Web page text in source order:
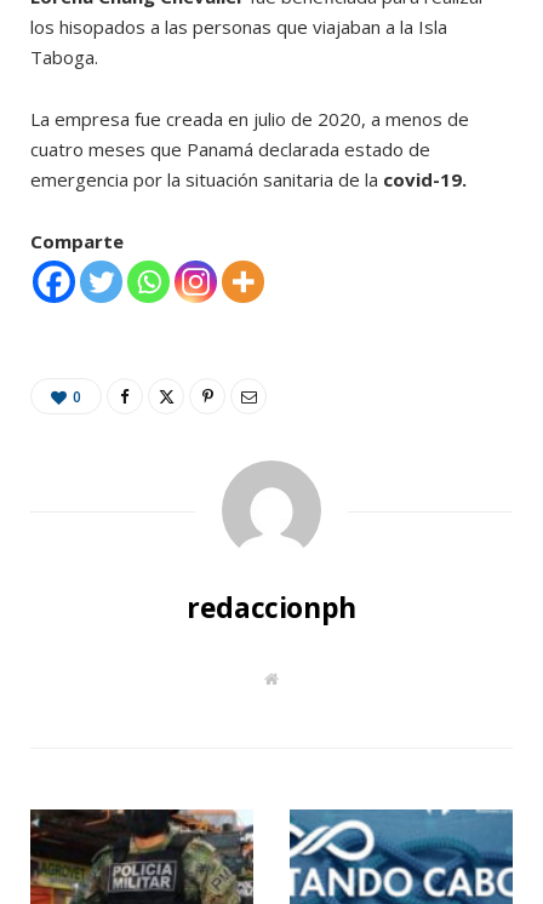
los hisopados a las personas que viajaban a la Isla
Taboga.
La empresa fue creada en julio de 2020, a menos de
cuatro meses que Panamá declarada estado de
emergencia por la situación sanitaria de la covid-19.
Comparte
0
redaccionph
W